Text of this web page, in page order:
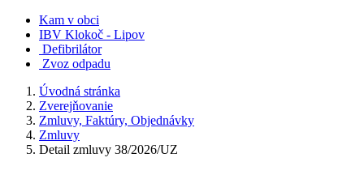
Kam v obci
IBV Klokoč - Lipov
Defibrilátor
Zvoz odpadu
Úvodná stránka
Zverejňovanie
Zmluvy, Faktúry, Objednávky
Zmluvy
Detail zmluvy 38/2026/UZ